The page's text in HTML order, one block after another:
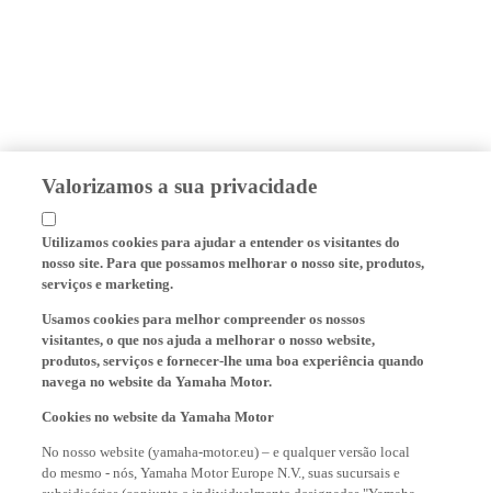
Valorizamos a sua privacidade
Utilizamos cookies para ajudar a entender os visitantes do
nosso site. Para que possamos melhorar o nosso site, produtos,
serviços e marketing.
visitantes, o que nos ajuda a melhorar o nosso website,
produtos, serviços e fornecer-lhe uma boa experiência quando
navega no website da Yamaha Motor.
do mesmo - nós, Yamaha Motor Europe N.V., suas sucursais e
subsidiaárias (conjunta e individualmente designadas "Yamaha